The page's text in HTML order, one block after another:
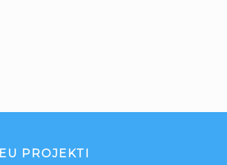
EU PROJEKTI